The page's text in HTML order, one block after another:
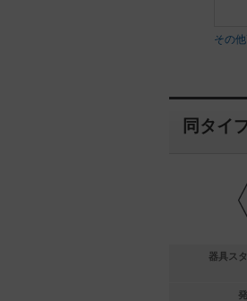
その
同タイ
器具ス
ダウンライト